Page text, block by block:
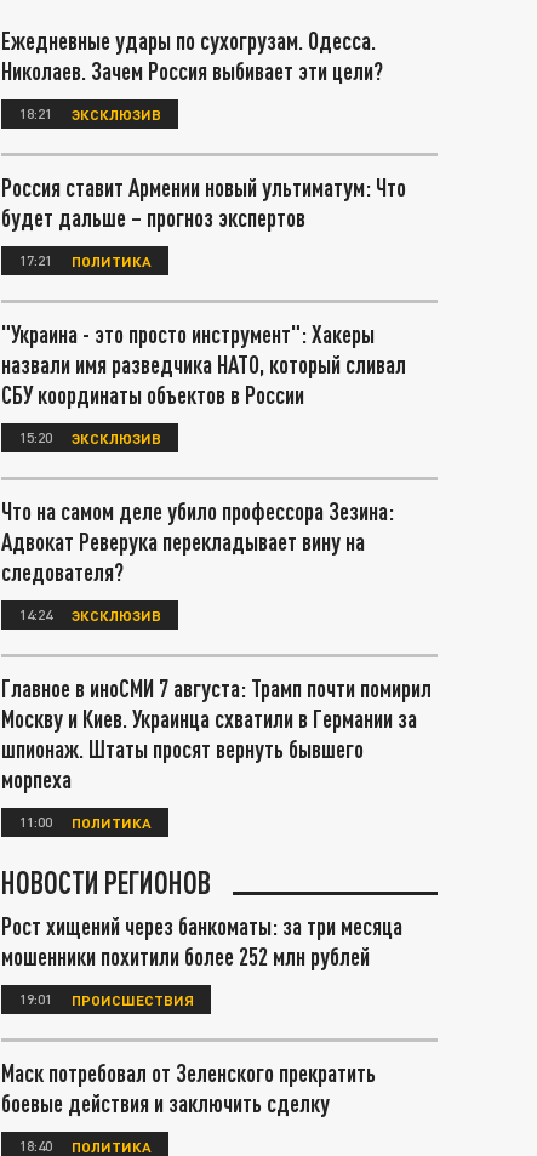
Ежедневные удары по сухогрузам. Одесса.
Николаев. Зачем Россия выбивает эти цели?
18:21 ЭКСКЛЮЗИВ
Россия ставит Армении новый ультиматум: Что
будет дальше – прогноз экспертов
17:21 ПОЛИТИКА
"Украина - это просто инструмент": Хакеры
назвали имя разведчика НАТО, который сливал
СБУ координаты объектов в России
15:20 ЭКСКЛЮЗИВ
Что на самом деле убило профессора Зезина:
Адвокат Реверука перекладывает вину на
следователя?
14:24 ЭКСКЛЮЗИВ
Главное в иноСМИ 7 августа: Трамп почти помирил
Москву и Киев. Украинца схватили в Германии за
шпионаж. Штаты просят вернуть бывшего
морпеха
11:00 ПОЛИТИКА
НОВОСТИ РЕГИОНОВ
Рост хищений через банкоматы: за три месяца
мошенники похитили более 252 млн рублей
19:01 ПРОИСШЕСТВИЯ
Маск потребовал от Зеленского прекратить
боевые действия и заключить сделку
18:40 ПОЛИТИКА